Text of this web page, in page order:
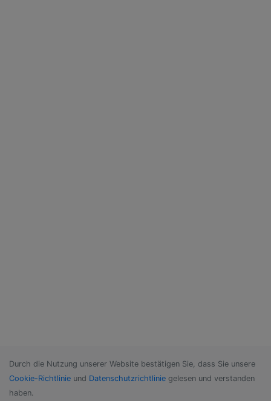
Durch die Nutzung unserer Website bestätigen Sie, dass Sie unsere
Cookie-Richtlinie und Datenschutzrichtlinie gelesen und verstanden
haben.